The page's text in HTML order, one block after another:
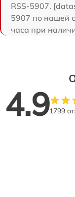
RSS-5907.
5907 по нашей
часа при
4.91799